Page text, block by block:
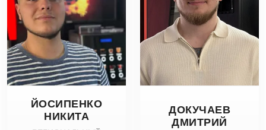
ЙОСИПЕНКО
НИКИТА
ДОКУЧАЕВ
ДМИТРИЙ